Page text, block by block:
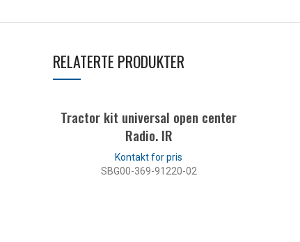
RELATERTE PRODUKTER
Tractor kit universal open center
Radio. IR
SBG00-369-91220-02